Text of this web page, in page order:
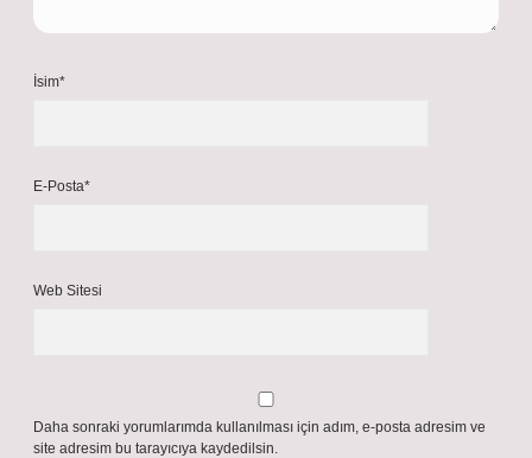
İsim*
E-Posta*
Web Sitesi
Daha sonraki yorumlarımda kullanılması için adım, e-posta adresim ve
site adresim bu tarayıcıya kaydedilsin.